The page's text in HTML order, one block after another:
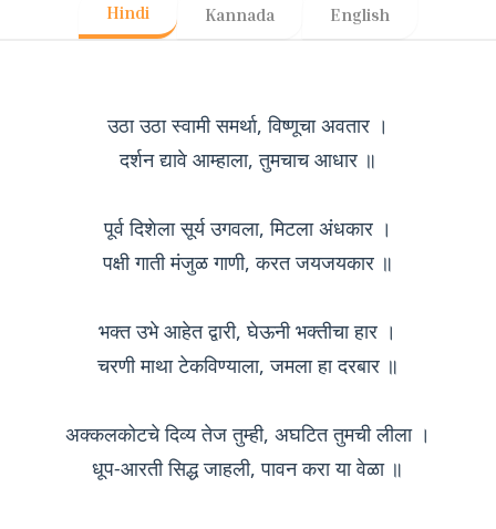
Hindi Kannada English
उठा उठा स्वामी समर्था, विष्णूचा अवतार ।
दर्शन द्यावे आम्हाला, तुमचाच आधार ॥
पूर्व दिशेला सूर्य उगवला, मिटला अंधकार ।
पक्षी गाती मंजुळ गाणी, करत जयजयकार ॥
भक्त उभे आहेत द्वारी, घेऊनी भक्तीचा हार ।
चरणी माथा टेकविण्याला, जमला हा दरबार ॥
अक्कलकोटचे दिव्य तेज तुम्ही, अघटित तुमची लीला ।